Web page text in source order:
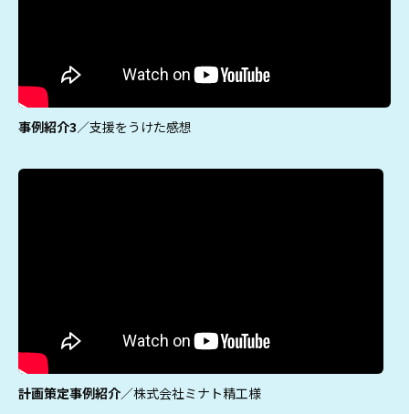
事例紹介3／支援をうけた感想
計画策定事例紹介／株式会社ミナト精工様